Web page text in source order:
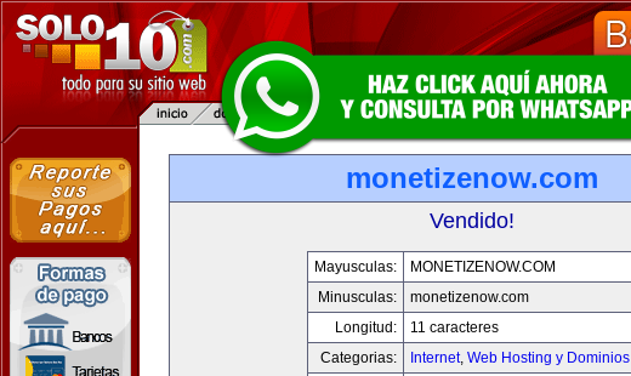
monetizenow.com
Vendido!
Mayusculas:
MONETIZENOW.COM
Minusculas:
monetizenow.com
Longitud:
11 caracteres
Categorias:
Internet, Web Hosting y Dominios